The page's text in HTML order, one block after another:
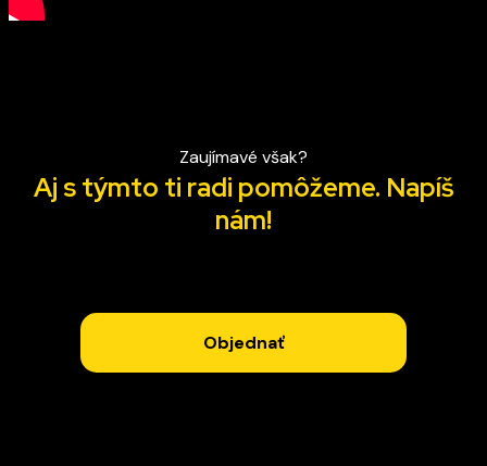
Zaujímavé však?
Aj s týmto ti radi pomôžeme. Napíš
nám!
Objednať